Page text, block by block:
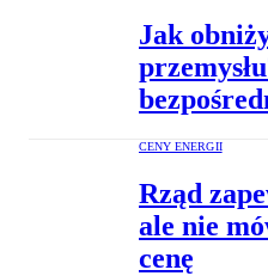
Jak
CENY ENERGII
Rząd
ale nie
cenę